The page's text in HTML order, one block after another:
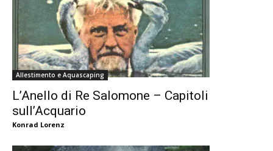
Allestimento e Aquascaping
L’Anello di Re Salomone – Capitoli
sull’Acquario
Konrad Lorenz